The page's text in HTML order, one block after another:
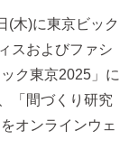
(木)に東京ビック
スおよびファシ
ク東京2025」に
「間づくり研究
オンラインウェ